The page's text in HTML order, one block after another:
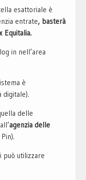
esattoriale è
entrate, basterà
Equitalia.
in nell’area
è
digitale).
delle
agenzia delle
può utilizzare